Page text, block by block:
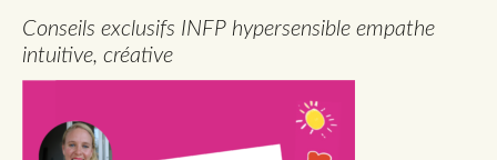
Conseils exclusifs INFP hypersensible empathe
intuitive, créative